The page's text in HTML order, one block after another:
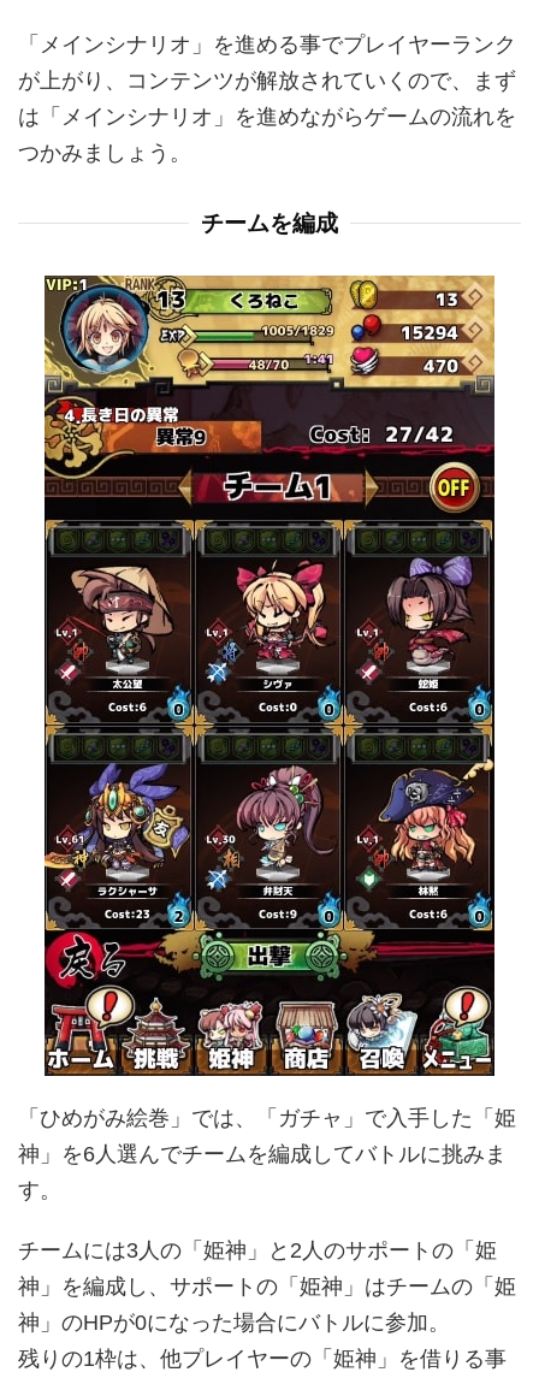
「メインシナリオ」を進める事でプレイヤーランク
が上がり、コンテンツが解放されていくので、まず
は「メインシナリオ」を進めながらゲームの流れを
つかみましょう。
チームを編成
「ひめがみ絵巻」では、「ガチャ」で入手した「姫
神」を6人選んでチームを編成してバトルに挑みま
す。
チームには3人の「姫神」と2人のサポートの「姫
神」を編成し、サポートの「姫神」はチームの「姫
神」のHPが0になった場合にバトルに参加。
残りの1枠は、他プレイヤーの「姫神」を借りる事